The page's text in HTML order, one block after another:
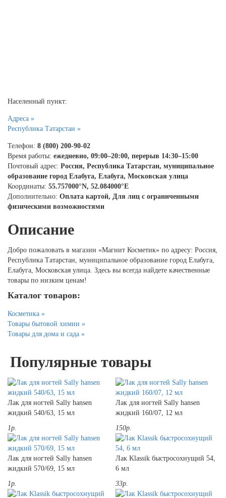
Населенный пункт:
Адреса »
Республика Татарстан »
Телефон: 8 (800) 200-90-02
Время работы: ежедневно, 09:00–20:00, перерыв 14:30–15:00
Почтовый адрес: Россия, Республика Татарстан, муниципальное
образование город Елабуга, Елабуга, Московская улица
Координаты: 55.757000°N, 52.084000°E
Дополнительно: Оплата картой, Для лиц с ограниченными
физическими возможностями
Описание
Добро пожаловать в магазин «Магнит Косметик» по адресу: Россия,
Республика Татарстан, муниципальное образование город Елабуга,
Елабуга, Московская улица. Здесь вы всегда найдете качественные
товары по низким ценам!
Каталог товаров:
Косметика »
Товары бытовой химии »
Товары для дома и сада »
Популярные товары
Лак для ногтей Sally hansen
жидкий 540/63, 15 мл
1р.
Лак для ногтей Sally hansen
жидкий 160/07, 12 мл
150р.
Лак для ногтей Sally hansen
жидкий 570/69, 15 мл
1р.
Лак Klassik быстросохнущий 54,
6 мл
33р.